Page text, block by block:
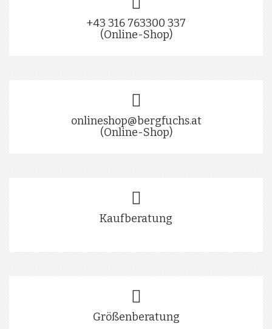
+43 316 763300 337
(Online-Shop)
onlineshop@bergfuchs.at
(Online-Shop)
Kaufberatung
Größenberatung